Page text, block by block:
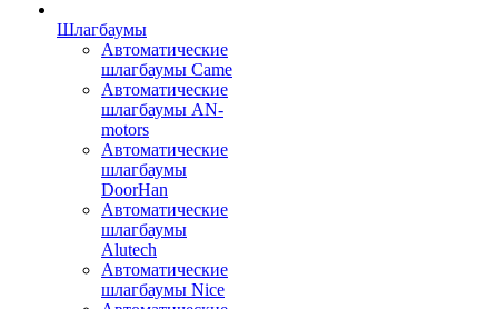
Шлагбаумы
Автоматические
шлагбаумы Came
Автоматические
шлагбаумы AN-
motors
Автоматические
шлагбаумы
DoorHan
Автоматические
шлагбаумы
Alutech
Автоматические
шлагбаумы Nice